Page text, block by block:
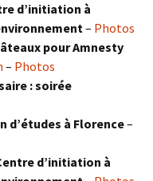
d’initiation à
– Photos
pour Amnesty
– Photos
: soirée
d’études à Florence–
d’initiation à